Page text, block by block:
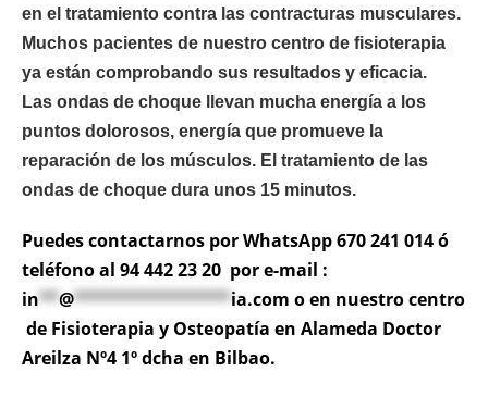
en el tratamiento contra las contracturas musculares.
Muchos pacientes de nuestro centro de fisioterapia
ya están comprobando sus resultados y eficacia.
Las ondas de choque llevan mucha energía a los
puntos dolorosos, energía que promueve la
reparación de los músculos. El tratamiento de las
ondas de choque dura unos 15 minutos.
Puedes contactarnos por WhatsApp 670 241 014 ó
teléfono al 94 442 23 20 por e-mail :
in**@****************ia.com o en nuestro centro
de Fisioterapia y Osteopatía en Alameda Doctor
Areilza Nº4 1º dcha en Bilbao.